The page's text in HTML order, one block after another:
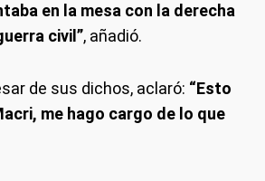
en la mesa con la derecha
civil”, añadió.
de sus dichos, aclaró: “Esto
me hago cargo de lo que